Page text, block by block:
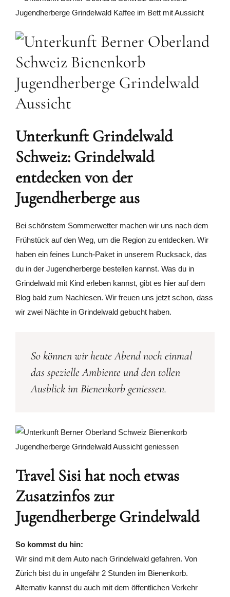
Unterkunft Grindelwald
Schweiz: Grindelwald
entdecken von der
Jugendherberge aus
Bei schönstem Sommerwetter machen wir uns nach dem
Frühstück auf den Weg, um die Region zu entdecken. Wir
haben ein feines Lunch-Paket in unserem Rucksack, das
du in der Jugendherberge bestellen kannst. Was du in
Grindelwald mit Kind erleben kannst, gibt es hier auf dem
Blog bald zum Nachlesen. Wir freuen uns jetzt schon, dass
wir zwei Nächte in Grindelwald gebucht haben.
So können wir heute Abend noch einmal
das spezielle Ambiente und den tollen
Ausblick im Bienenkorb geniessen.
Travel Sisi hat noch etwas
Zusatzinfos zur
Jugendherberge Grindelwald
So kommst du hin:
Wir sind mit dem Auto nach Grindelwald gefahren. Von
Zürich bist du in ungefähr 2 Stunden im Bienenkorb.
Alternativ kannst du auch mit dem öffentlichen Verkehr